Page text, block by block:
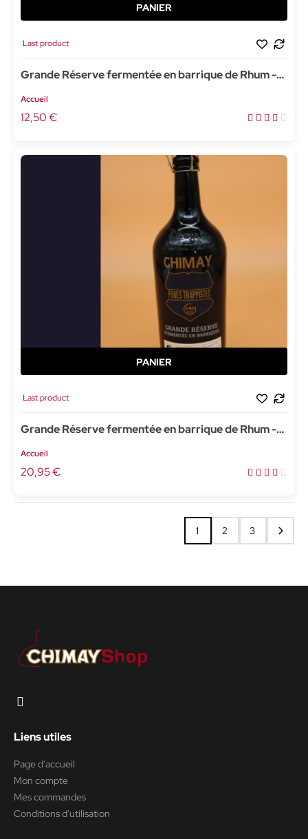
Last product
Grande Réserve fermentée en barrique de Rhum -
37,5cl
Accueil
12,50 €
Last product
Grande Réserve fermentée en barrique de Rhum -
75cl
Accueil
20,95 €
1 2 3
Liens utiles
Page d'accueil
Mon compte
Mes commandes
Conditions d'utilisation